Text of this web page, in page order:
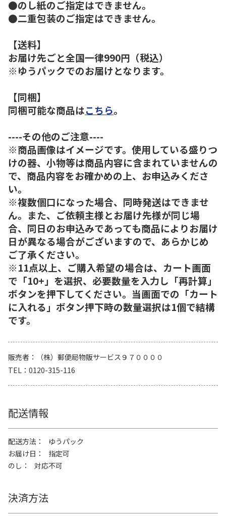
●のし紙のご指定はできません。
●二重包装のご指定はできません。
【送料】
お届け先ごと全国一律990円（税込）
※ゆうパックでのお届けとなります。
【同梱】
同梱可能な商品はこちら。
----その他のご注意----
※商品画像はイメージです。使用している盛りつ
けの器、小物等は商品内容に含まれていませんの
で、商品内容をお確かめの上、お申込みくださ
い。
※複数個口になった場合、同時発送はできませ
ん。また、ご依頼主様とお届け先様が同じ場
合、同日のお申込みであっても商品によりお届け
日が異なる場合がございますので、あらかじめ
ご了承ください。
※11点以上、ご購入希望の場合は、カート画面
で「10+」を選択、必要数量を入力し「再計算」
ボタンを押下してください。当画面での「カート
に入れる」ボタン押下時の数量選択は1個で結構
です。
販売者
（株）郵便局物販サービス９７００００
TEL
0120-315-116
配送情報
配送方法
ゆうパック
お届け日
指定可
のし
対応不可
決済方法